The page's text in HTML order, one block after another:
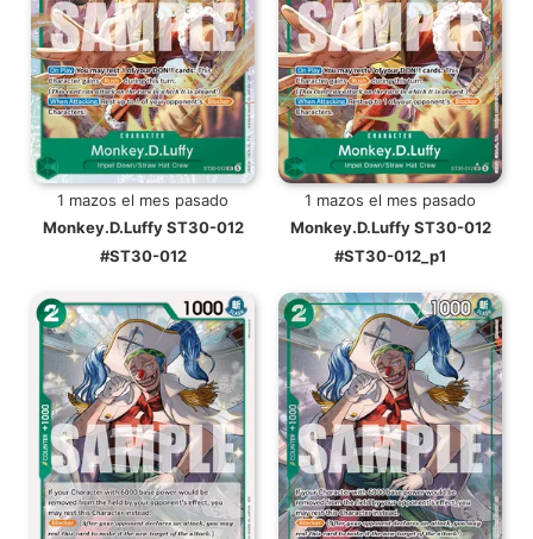
1 mazos el mes pasado
Monkey.D.Luffy ST30-012
#ST30-012
1 mazos el mes pasado
Monkey.D.Luffy ST30-012
#ST30-012_p1